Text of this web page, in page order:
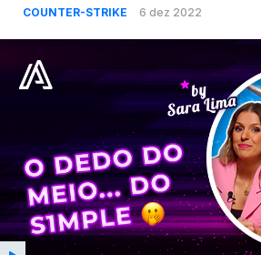
COUNTER-STRIKE 6 dez 2022